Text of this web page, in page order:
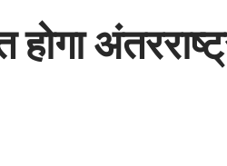
होगा